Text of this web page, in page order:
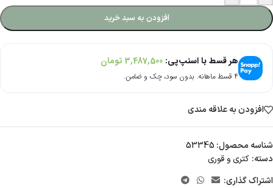
افزودن به سبد خرید
هر قسط با اسنپ‌پی: 3,487,500 تومان
۴ قسط ماهانه. بدون سود، چک و ضامن.
افزودن به علاقه مندی
شناسه محصول: 53345
دسته: کتری و قوری
اشتراک گذاری: